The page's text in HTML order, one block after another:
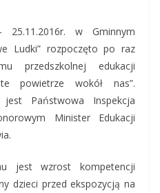
25.11.2016r. w Gminnym
Ludki” rozpoczęto po raz
przedszkolnej edukacji
powietrze wokół nas”.
jest Państwowa Inspekcja
Minister Edukacji
jest wzrost kompetencji
dzieci przed ekspozycją na